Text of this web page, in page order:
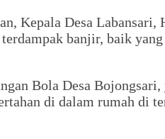
Kepala Desa
banjir, baik
Bola Desa
di dalam rumah